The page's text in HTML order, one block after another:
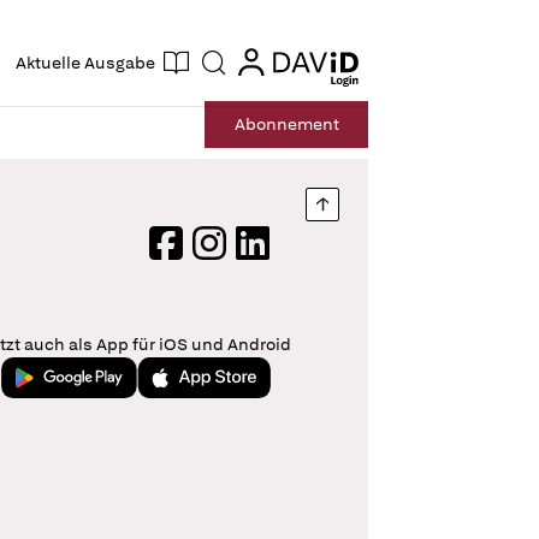
Aktuelle Ausgabe Suche login
login
Abonnement
Nach oben springen
FacebookInstagram
LinkedIn
auch als App für iOS und Android
Jetzt bei Google PlayLaden im App Store